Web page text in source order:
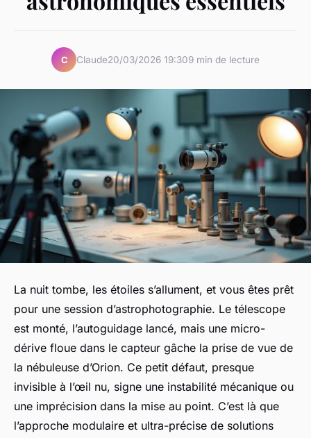
C Claude20/03/2026 19:309 min de lecture
La nuit tombe, les étoiles s’allument, et vous êtes prêt
pour une session d’astrophotographie. Le télescope
est monté, l’autoguidage lancé, mais une micro-
dérive floue dans le capteur gâche la prise de vue de
la nébuleuse d’Orion. Ce petit défaut, presque
invisible à l’œil nu, signe une instabilité mécanique ou
une imprécision dans la mise au point. C’est là que
l’approche modulaire et ultra-précise de solutions